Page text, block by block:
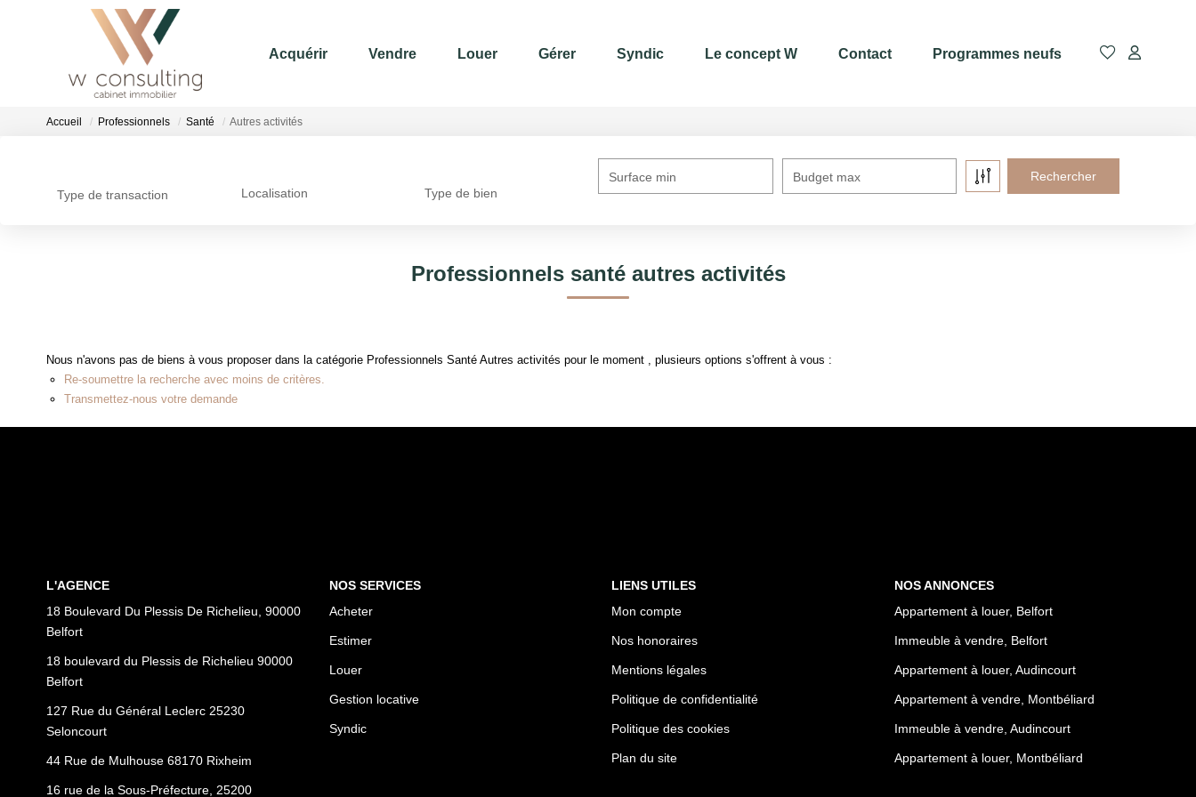
Acquérir Vendre Louer Gérer Syndic Le concept W Contact Programmes neufs
Accueil Professionnels Santé Autres activités
Type de transaction Localisation Type de bien
Surface min Budget max
Professionnels santé autres activités
Nous n'avons pas de biens à vous proposer dans la catégorie Professionnels Santé Autres activités pour le moment , plusieurs options s'offrent à vous :
Re-soumettre la recherche avec moins de critères.
Transmettez-nous votre demande
L'AGENCE
18 Boulevard Du Plessis De Richelieu, 90000
Belfort
18 boulevard du Plessis de Richelieu 90000
Belfort
127 Rue du Général Leclerc 25230
Seloncourt
44 Rue de Mulhouse 68170 Rixheim
16 rue de la Sous-Préfecture, 25200
NOS SERVICES
Acheter
Estimer
Louer
Gestion locative
Syndic
LIENS UTILES
Mon compte
Nos honoraires
Mentions légales
Politique de confidentialité
Politique des cookies
Plan du site
NOS ANNONCES
Appartement à louer, Belfort
Immeuble à vendre, Belfort
Appartement à louer, Audincourt
Appartement à vendre, Montbéliard
Immeuble à vendre, Audincourt
Appartement à louer, Montbéliard